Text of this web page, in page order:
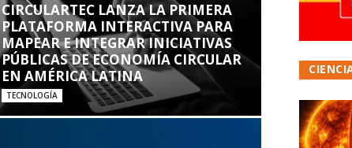
CIRCULARTEC LANZA LA PRIMERA
PLATAFORMA INTERACTIVA PARA
MAPEAR E INTEGRAR INICIATIVAS
PÚBLICAS DE ECONOMÍA CIRCULAR
EN AMÉRICA LATINA
TECNOLOGÍA